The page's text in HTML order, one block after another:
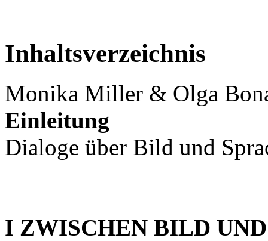
Inhaltsverzeichnis
Monika Miller & Olga
Einleitung
Dialoge über Bild und
I ZWISCHEN BILD